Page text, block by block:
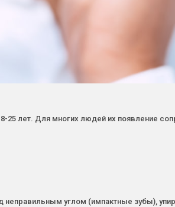
лет. Для многих людей их появление
неправильным углом (импактные зубы),